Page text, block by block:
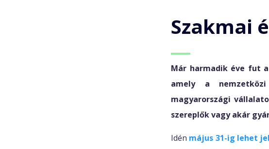
Szakmai
Már harmadik éve fut
amely a nemzetközi
magyarországi
szereplők vagy akár
Idén május 31-ig lehet